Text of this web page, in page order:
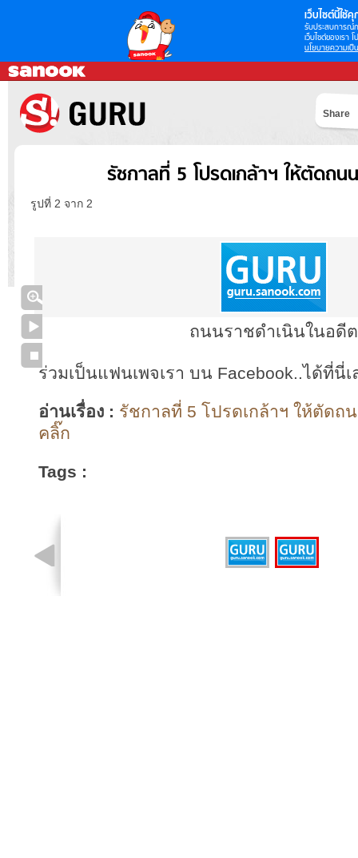
เว็บไซต์นี้ใช้คุ
รับประสบการณ์
เว็บไซต์ของเรา
นโยบายความเป็
Share
รัชกาลที่ 5 โปรดเกล้าฯ ให้ตัดถน
รูปที่ 2 จาก 2
ถนนราชดำเนินในอดีต
ร่วมเป็นแฟนเพจเรา บน Facebook..ได้ที่นี่เ
อ่านเรื่อง : รัชกาลที่ 5 โปรดเกล้าฯ ให้ตัดถ
คลิ๊ก
Tags :